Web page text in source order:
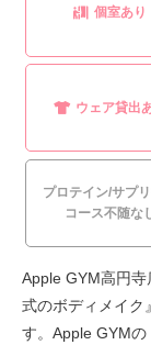
個室あり
ウェア貸出
プロテイン/サプ
コース不随な
Apple GYM高円
式のボディメイク
す。Apple GYM